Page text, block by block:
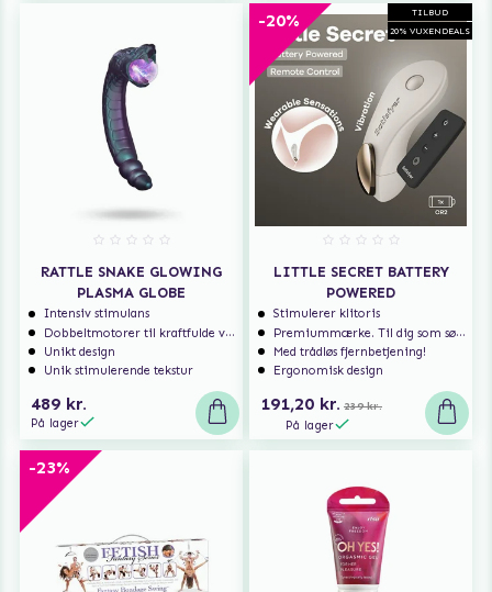
RATTLE SNAKE GLOWING
PLASMA GLOBE
Intensiv stimulans
Dobbeltmotorer til kraftfulde vibrationer
Unikt design
Unik stimulerende tekstur
489 kr.
På lager
TILBUD
20% VUXENDEALS
-20%
LITTLE SECRET BATTERY
POWERED
Stimulerer klitoris
Premiummærke. Til dig som søger ekstra høj kvalitet.
Med trådløs fjernbetjening!
Ergonomisk design
191,20 kr. 239 kr.
På lager
-23%